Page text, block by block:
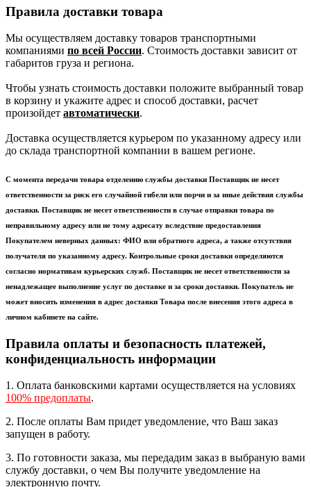
Правила доставки товара
Мы осуществляем доставку товаров транспортными
компаниями по всей России. Стоимость доставки зависит от
габаритов груза и региона.
Чтобы узнать стоимость доставки положите выбранный товар
в корзину и укажите адрес и способ доставки, расчет
произойдет автоматически.
Доставка осуществляется курьером по указанному адресу или
до склада транспортной компании в вашем регионе.
С момента передачи товара отделению службы доставки Поставщик не несет
ответственности за риск его случайной гибели или порчи и за иные действия службы
доставки. Поставщик не несет ответственности в случае отправки товара по
неправильному адресу или не тому адресату вследствие предоставления
Покупателем неверных данных: ФИО или обратного адреса, а также отсутствия
получателя по указанному адресу. Контрольные сроки доставки определяются
согласно нормативам курьерских служб. Поставщик не несет ответственности за
ненадлежащее выполнение услуг по доставке и за сроки доставки. Покупатель не
может вносить изменения в адрес доставки Товара после внесения этого адреса в
личном кабинете на сайте.
Правила оплаты и безопасность платежей,
конфиденциальность информации
1. Оплата банковскими картами осуществляется на условиях
100% предоплаты.
2. После оплаты Вам придет уведомление, что Ваш заказ
запущен в работу.
3. По готовности заказа, мы передадим заказ в выбраную вами
службу доставки, о чем Вы получите уведомление на
электронную почту.